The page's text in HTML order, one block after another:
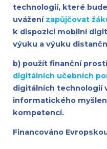
technologií, které
uvážení zapůjčovat
k dispozici mobilní
výuku a výuku
b) použít finanční
digitálních učebních
digitálních technologií
informatického
kompetencí.
Financováno